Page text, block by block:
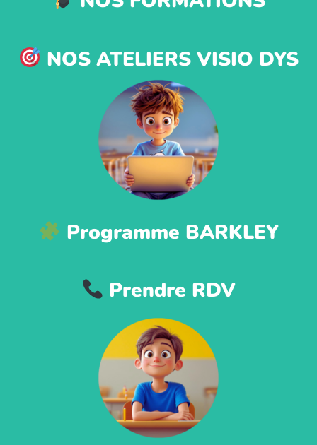
NOS ATELIERS VISIO DYS
Programme BARKLEY
Prendre RDV